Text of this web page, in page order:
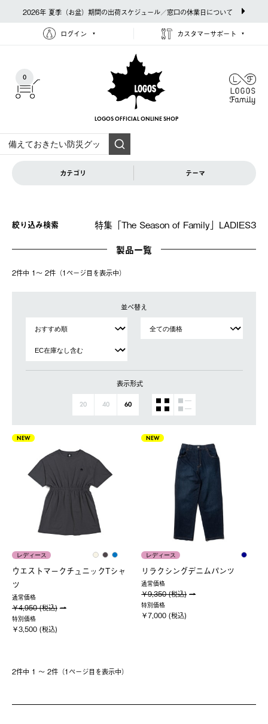
2026年 夏季（お盆）期間の出荷スケジュール／窓口の休業日について
ログイン カスタマーサポート
0
LOGOS OFFICIAL ONLINE SHOP
カテゴリ テーマ
絞り込み検索 特集「The Season of Family」LADIES3
製品一覧
2件中 1〜 2件（1ページ⽬を表⽰中）
並べ替え
表示形式
20 40 60
NEW
レディース
ウエストマークチュニックTシャ
ツ
通常価格
￥4,950 (税込)
特別価格
￥3,500 (税込)
NEW
レディース
リラクシングデニムパンツ
通常価格
￥9,350 (税込)
特別価格
￥7,000 (税込)
2件中 1 〜 2件（1ページ⽬を表⽰中）